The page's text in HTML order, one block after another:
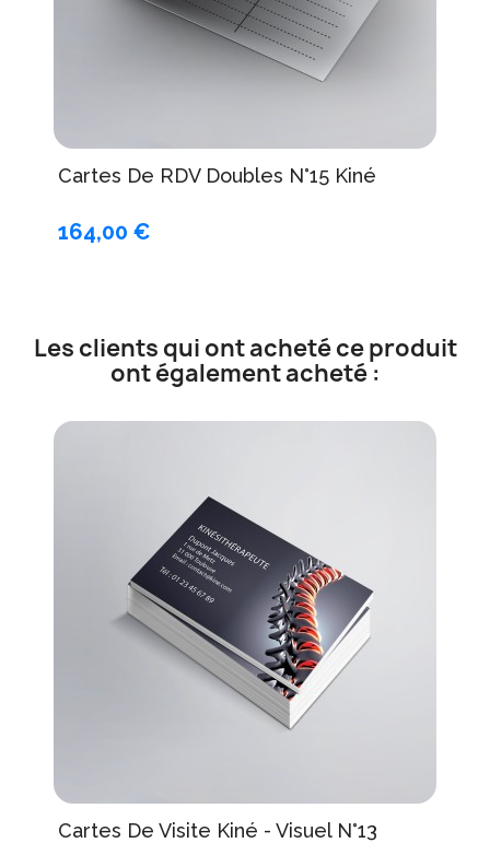
Cartes De RDV Doubles N°15 Kiné
164,00 €
Les clients qui ont acheté ce produit
ont également acheté :
Cartes De Visite Kiné - Visuel N°13